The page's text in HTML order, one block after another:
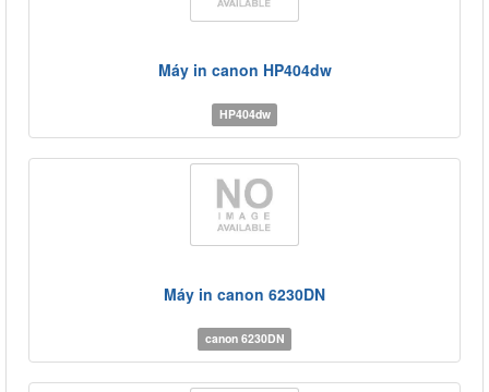
Máy in canon HP404dw
HP404dw
Máy in canon 6230DN
canon 6230DN